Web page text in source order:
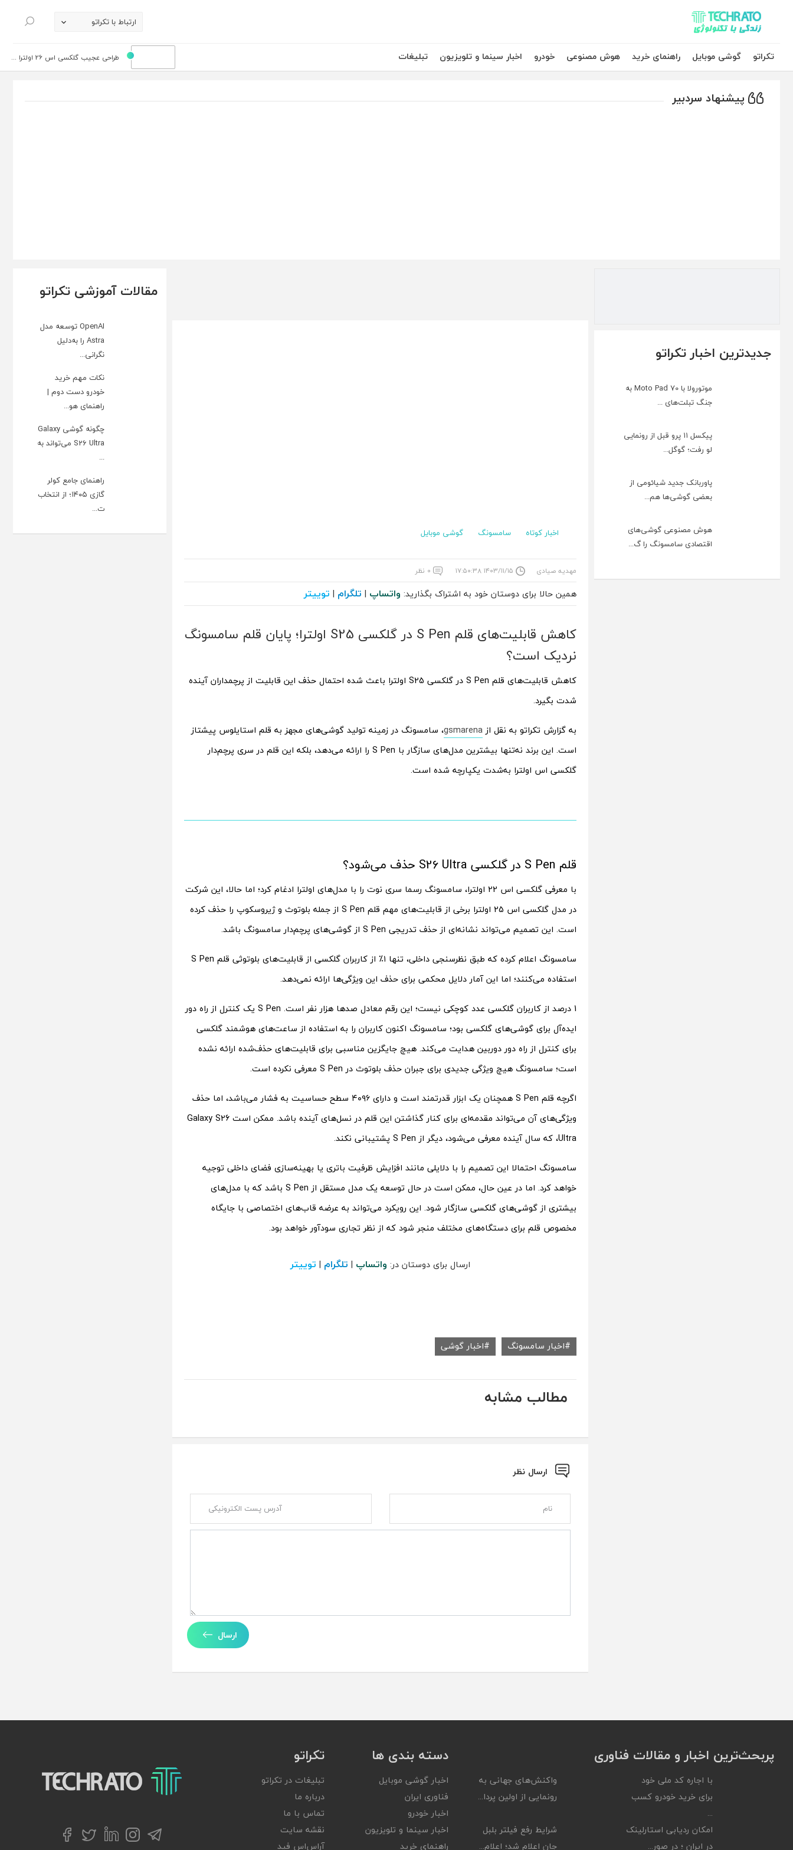
تکراتو – زندگی با تکنولوژی ارتباط با تکراتو
جستجو
تکراتو
گوشی موبایل راهنمای خرید هوش مصنوعی خودرو اخبار سینما و تلویزیون تبلیغات طراحی عجیب گلکسی اس 26 اولترا ...
پیشنهاد سردبیر
جدیدترین اخبار تکراتو
موتورولا با Moto Pad 70 به
جنگ تبلت‌های ...
پیکسل ۱۱ پرو قبل از رونمایی
لو رفت؛ گوگل...
پاوربانک جدید شیائومی از
بعضی گوشی‌ها هم...
هوش مصنوعی گوشی‌های
اقتصادی سامسونگ را گ...
اخبار کوتاه سامسونگ گوشی موبایل
مهدیه صیادی ۱۴۰۳/۱۱/۱۵ ۱۷:۵۰:۳۸ ۰ نظر
همین حالا برای دوستان خود به اشتراک بگذارید: واتساپ | تلگرام | توییتر
کاهش قابلیت‌های قلم S Pen در گلکسی S25 اولترا؛ پایان قلم سامسونگ
نردیک است؟
کاهش قابلیت‌های قلم S Pen در گلکسی S25 اولترا باعث شده احتمال حذف این قابلیت از پرچمداران آینده
شدت بگیرد.
به گزارش تکراتو به نقل از gsmarena، سامسونگ در زمینه تولید گوشی‌های مجهز به قلم استایلوس پیشتاز
است. این برند نه‌تنها بیشترین مدل‌های سازگار با S Pen را ارائه می‌دهد، بلکه این قلم در سری پرچم‌دار
گلکسی اس اولترا به‌شدت یکپارچه شده است.
قلم S Pen در گلکسی S26 Ultra حذف می‌شود؟
با معرفی گلکسی اس 22 اولترا، سامسونگ رسما سری نوت را با مدل‌های اولترا ادغام کرد؛ اما حالا، این شرکت
در مدل گلکسی اس 25 اولترا برخی از قابلیت‌های مهم قلم S Pen از جمله بلوتوث و ژیروسکوپ را حذف کرده
است. این تصمیم می‌تواند نشانه‌ای از حذف تدریجی S Pen از گوشی‌های پرچم‌دار سامسونگ باشد.
سامسونگ اعلام کرده که طبق نظرسنجی داخلی، تنها ۱٪ از کاربران گلکسی از قابلیت‌های بلوتوثی قلم S Pen
استفاده می‌کنند؛ اما این آمار دلایل محکمی برای حذف این ویژگی‌ها ارائه نمی‌دهد.
1 درصد از کاربران گلکسی عدد کوچکی نیست؛ این رقم معادل صدها هزار نفر است. S Pen یک کنترل از راه دور
ایده‌آل برای گوشی‌های گلکسی بود؛ سامسونگ اکنون کاربران را به استفاده از ساعت‌های هوشمند گلکسی
برای کنترل از راه دور دوربین هدایت می‌کند. هیچ جایگزین مناسبی برای قابلیت‌های حذف‌شده ارائه نشده
است؛ سامسونگ هیچ ویژگی جدیدی برای جبران حذف بلوتوث در S Pen معرفی نکرده است.
اگرچه قلم S Pen همچنان یک ابزار قدرتمند است و دارای ۴۰۹۶ سطح حساسیت به فشار می‌باشد، اما حذف
ویژگی‌های آن می‌تواند مقدمه‌ای برای کنار گذاشتن این قلم در نسل‌های آینده باشد. ممکن است Galaxy S26
Ultra، که سال آینده معرفی می‌شود، دیگر از S Pen پشتیبانی نکند.
سامسونگ احتمالا این تصمیم را با دلایلی مانند افزایش ظرفیت باتری یا بهینه‌سازی فضای داخلی توجیه
خواهد کرد. اما در عین حال، ممکن است در حال توسعه یک مدل مستقل از S Pen باشد که با مدل‌های
بیشتری از گوشی‌های گلکسی سازگار شود. این رویکرد می‌تواند به عرضه قاب‌های اختصاصی با جایگاه
مخصوص قلم برای دستگاه‌های مختلف منجر شود که از نظر تجاری سودآور خواهد بود.
ارسال برای دوستان در: واتساپ | تلگرام | توییتر
اخبار سامسونگ اخبار گوشی
مطالب مشابه
ارسال نظر
ارسال
مقالات آموزشی تکراتو
OpenAI توسعه مدل
Astra را به‌دلیل
نگرانی...
نکات مهم خرید
خودرو دست دوم |
راهنمای هو...
چگونه گوشی Galaxy
S26 Ultra می‌تواند به
...
راهنمای جامع کولر
گازی ۱۴۰۵؛ از انتخاب
ت...
پربحث‌ترین اخبار و مقالات فناوری
با اجاره کد ملی خود
برای خرید خودرو کسب
...
واکنش‌های جهانی به
رونمایی از اولین پردا...
امکان ردیابی استارلینک
در ایران ؛ در صور...
شرایط رفع فیلتر بلبل
جان اعلام شد؛ اعلام...
دسته بندی ها
اخبار گوشی موبایل
فناوری ایران
اخبار خودرو
اخبار سینما و تلویزیون
راهنمای خرید
تکراتو
تبلیغات در تکراتو
درباره ما
تماس با ما
نقشه سایت
آر‌اس‌اس فید
تکراتو – زندگی با تکنولوژی
تلگراماینستاگرام
لینکداینتوییترفیسبوک